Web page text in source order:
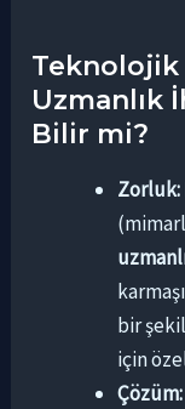
Teknolojik
Uzmanlık
Bilir mi?
Zorluk:
bir
için
Çözüm: